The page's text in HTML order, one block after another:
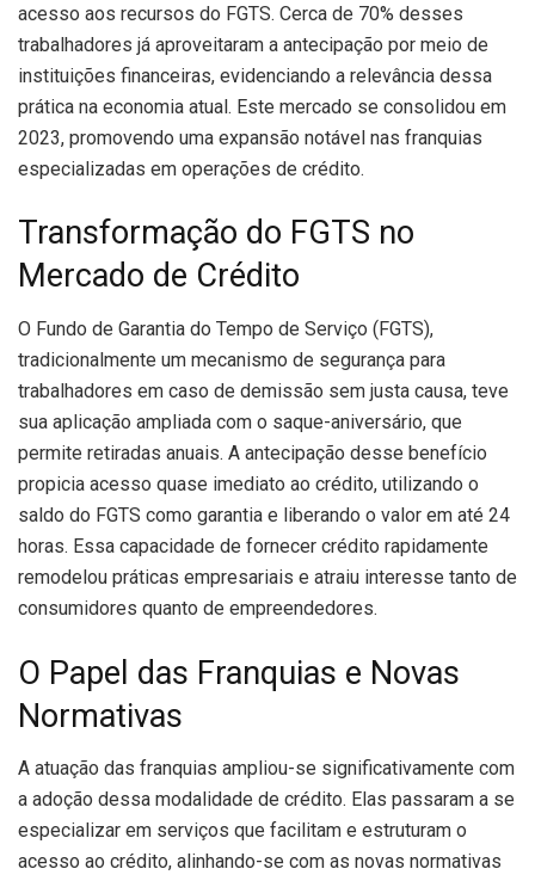
acesso aos recursos do FGTS. Cerca de 70% desses
trabalhadores já aproveitaram a antecipação por meio de
instituições financeiras, evidenciando a relevância dessa
prática na economia atual. Este mercado se consolidou em
2023, promovendo uma expansão notável nas franquias
especializadas em operações de crédito.
Transformação do FGTS no
Mercado de Crédito
O Fundo de Garantia do Tempo de Serviço (FGTS),
tradicionalmente um mecanismo de segurança para
trabalhadores em caso de demissão sem justa causa, teve
sua aplicação ampliada com o saque-aniversário, que
permite retiradas anuais. A antecipação desse benefício
propicia acesso quase imediato ao crédito, utilizando o
saldo do FGTS como garantia e liberando o valor em até 24
horas. Essa capacidade de fornecer crédito rapidamente
remodelou práticas empresariais e atraiu interesse tanto de
consumidores quanto de empreendedores.
O Papel das Franquias e Novas
Normativas
A atuação das franquias ampliou-se significativamente com
a adoção dessa modalidade de crédito. Elas passaram a se
especializar em serviços que facilitam e estruturam o
acesso ao crédito, alinhando-se com as novas normativas